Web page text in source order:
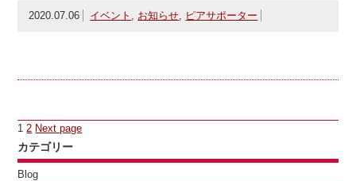
2020.07.06
イベント , お知らせ, ピアサポーター
投
稿
の
ペ
Page
1 Page
2 Next page
カテゴリー
Blog